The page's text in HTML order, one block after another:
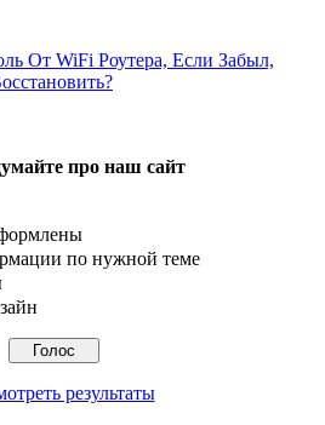
От WiFi Роутера, Если Забыл,
про наш сайт
по нужной теме
результаты